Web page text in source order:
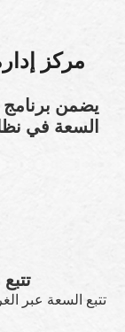
مركز
يضمن برنامج
السعة في
تتبع السعة عبر